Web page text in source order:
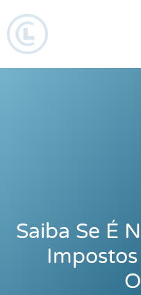
Saiba Se É